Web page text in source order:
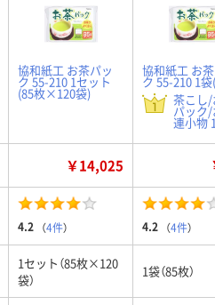
協和紙工 お茶パッ
ク 55-210 1セット
(85枚×120袋)
協和紙工 お
ク 55-210 1
茶こし
パック
連小物
￥14,025
4.2 （4件） 4.2 （4件）
1セット（85枚×120
袋）
1袋（85枚）